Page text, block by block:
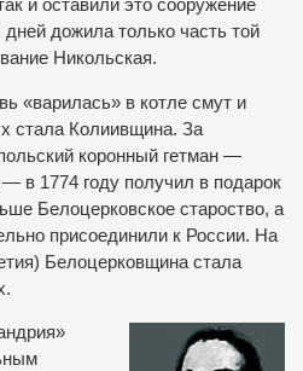
и оставили это сооружение
дожила только часть той
Никольская.
«варилась» в котле смут и
стала Колиивщина. За
коронный гетман —
в 1774 году получил в подарок
Белоцерковское староство, а
присоединили к России. На
Белоцерковщина стала